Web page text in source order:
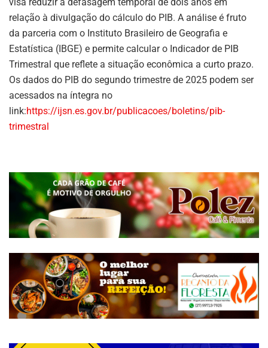
relação à divulgação do cálculo do PIB. A análise é fruto
da parceria com o Instituto Brasileiro de Geografia e
Estatística (IBGE) e permite calcular o Indicador de PIB
Trimestral que reflete a situação econômica a curto prazo.
Os dados do PIB do segundo trimestre de 2025 podem ser
acessados na íntegra no
link:https://ijsn.es.gov.br/publicacoes/boletins/pib-
trimestral